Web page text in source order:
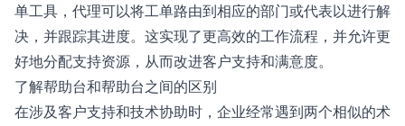
单工具，代理可以将工单路由到相应的部门或代表以进行解
决，并跟踪其进度。这实现了更高效的工作流程，并允许更
好地分配支持资源，从而改进客户支持和满意度。
了解帮助台和帮助台之间的区别
在涉及客户支持和技术协助时，企业经常遇到两个相似的术